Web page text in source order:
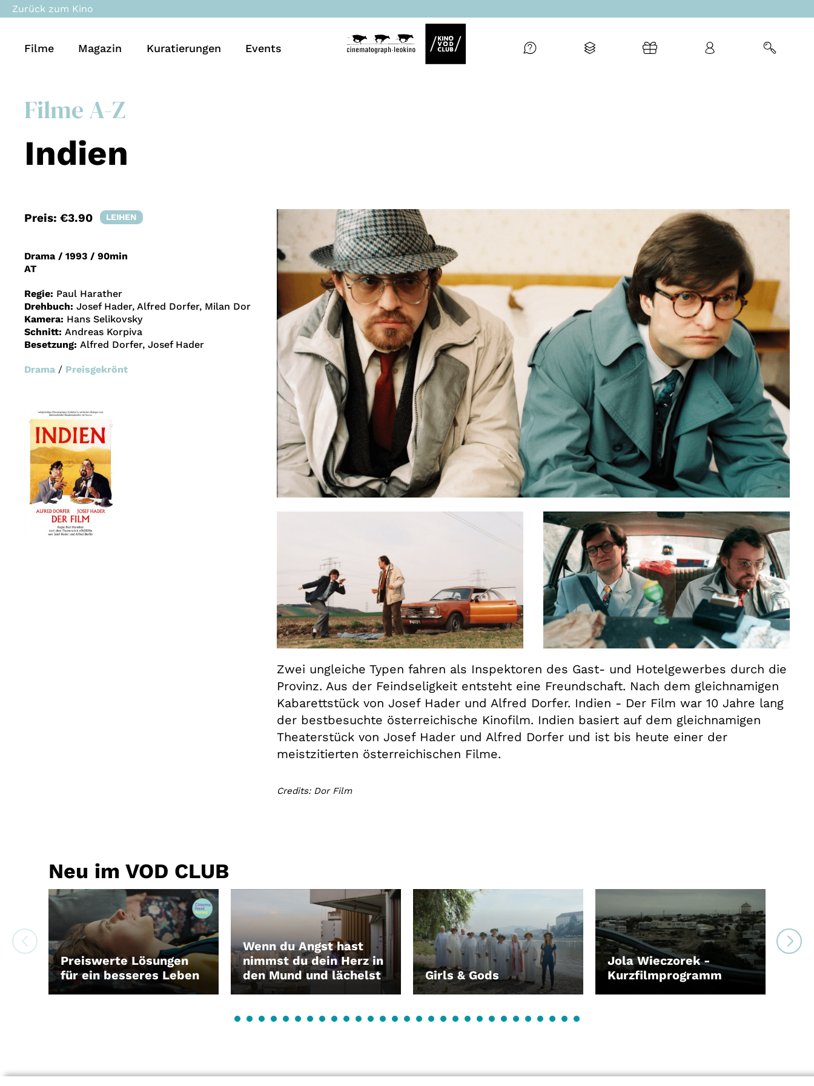
So geht’s
Filmpakete
Gutscheine
& Filmpässe
Account
Suche
Zurück zum Kino
Filme Magazin Kuratierungen Events
Filme A-Z
Indien
Preis: €3.90 LEIHEN
Drama / 1993 / 90min
AT
Regie: Paul Harather
Drehbuch: Josef Hader, Alfred Dorfer, Milan Dor
Kamera: Hans Selikovsky
Schnitt: Andreas Korpiva
Besetzung: Alfred Dorfer, Josef Hader
Drama / Preisgekrönt
Zwei ungleiche Typen fahren als Inspektoren des Gast- und Hotelgewerbes durch die
Provinz. Aus der Feindseligkeit entsteht eine Freundschaft. Nach dem gleichnamigen
Kabarettstück von Josef Hader und Alfred Dorfer. Indien - Der Film war 10 Jahre lang
der bestbesuchte österreichische Kinofilm. Indien basiert auf dem gleichnamigen
Theaterstück von Josef Hader und Alfred Dorfer und ist bis heute einer der
meistzitierten österreichischen Filme.
Credits: Dor Film
Neu im VOD CLUB
Preiswerte Lösungen
für ein besseres Leben
LEIHEN
Wenn du Angst hast
nimmst du dein Herz in
den Mund und lächelst
LEIHEN Girls & Gods
LEIHEN
Jola Wieczorek -
Kurzfilmprogramm
LEIHEN
Im